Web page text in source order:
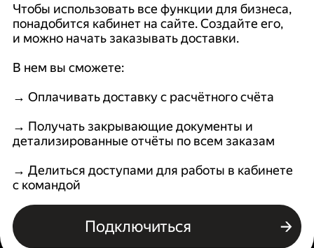
Чтобы использовать все функции для бизнеса,
понадобится кабинет на сайте. Создайте его,
и можно начать заказывать доставки.
В нем вы сможете:
→ Оплачивать доставку с расчётного счёта
→ Получать закрывающие документы и
детализированные отчёты по всем заказам
→ Делиться доступами для работы в кабинете
с командой
Подключиться